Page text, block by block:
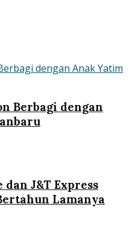
Berbagi dengan
dan J&T Express
Lamanya